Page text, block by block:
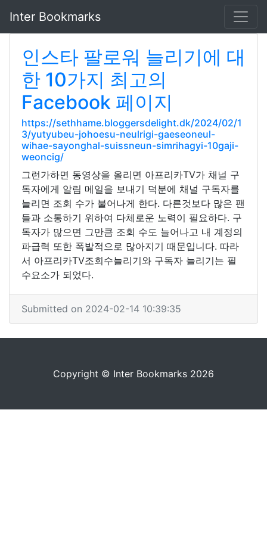
Inter Bookmarks
인스타 팔로워 늘리기에 대
한 10가지 최고의
Facebook 페이지
https://sethhame.bloggersdelight.dk/2024/02/1
3/yutyubeu-johoesu-neulrigi-gaeseoneul-
wihae-sayonghal-suissneun-simrihagyi-10gaji-
weoncig/
그런가하면 동영상을 올리면 아프리카TV가 채널 구
독자에게 알림 메일을 보내기 덕분에 채널 구독자를
늘리면 조회 수가 불어나게 한다. 다른것보다 많은 팬
들과 소통하기 위하여 다체로운 노력이 필요하다. 구
독자가 많으면 그만큼 조회 수도 늘어나고 내 계정의
파급력 또한 폭발적으로 많아지기 때문입니다. 따라
서 아프리카TV조회수늘리기와 구독자 늘리기는 필
수요소가 되었다.
Submitted on 2024-02-14 10:39:35
Copyright © Inter Bookmarks 2026